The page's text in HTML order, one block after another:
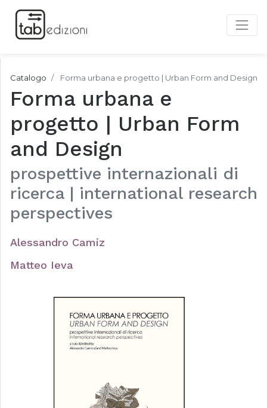
Catalogo Forma urbana e progetto | Urban Form and Design
Forma urbana e
progetto | Urban Form
and Design
prospettive internazionali di
ricerca | international research
perspectives
Alessandro Camiz
Matteo Ieva